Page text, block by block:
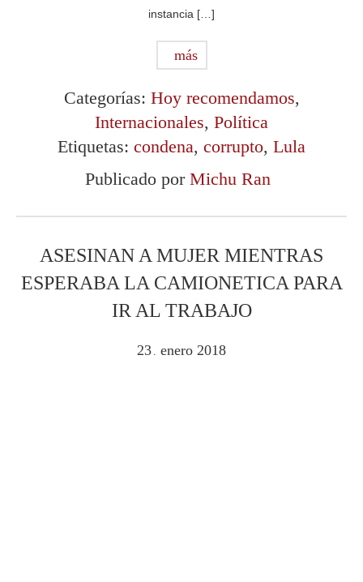
instancia […]
más
Categorías: Hoy recomendamos,
Internacionales, Política
Etiquetas: condena, corrupto, Lula
Publicado por Michu Ran
ASESINAN A MUJER MIENTRAS
ESPERABA LA CAMIONETICA PARA
IR AL TRABAJO
23 enero 2018